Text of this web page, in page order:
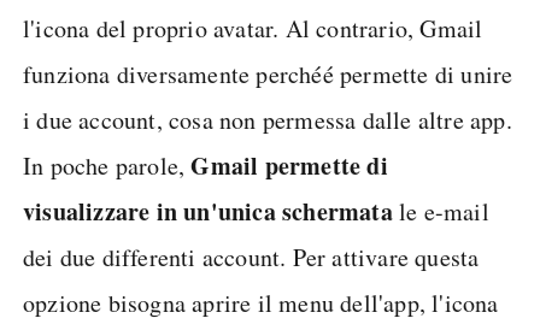
l'icona del proprio avatar. Al contrario, Gmail
funziona diversamente perchéé permette di unire
i due account, cosa non permessa dalle altre app.
In poche parole,Gmail permette di
visualizzare in un'unica schermatale e-mail
dei due differenti account. Per attivare questa
opzione bisogna aprire il menu dell'app, l'icona